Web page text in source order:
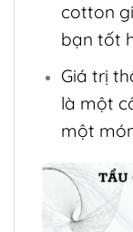
cotton
bạn tốt
Giá trị
là một
một